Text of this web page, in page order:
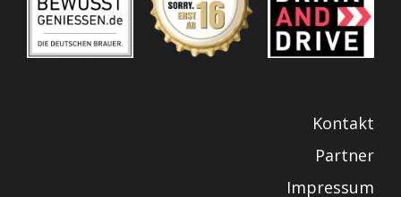
Kontakt
Partner
Impressum